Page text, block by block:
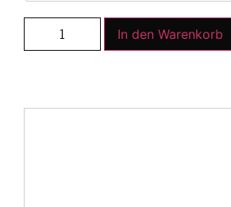
In den Warenkorb